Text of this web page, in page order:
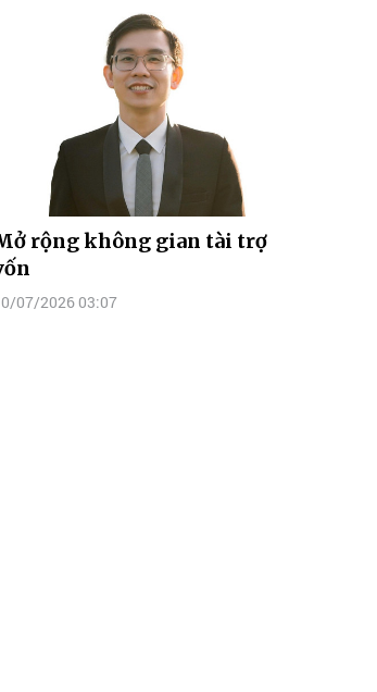
rộng không gian tài trợ
07/2026 03:07